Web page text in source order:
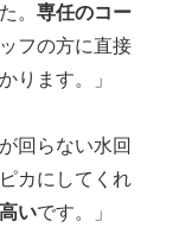
。専任のコー
フの方に直接
ります。」
回らない水回
カにしてくれ
いです。」